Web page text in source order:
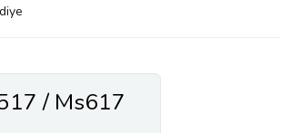
/ Ms617